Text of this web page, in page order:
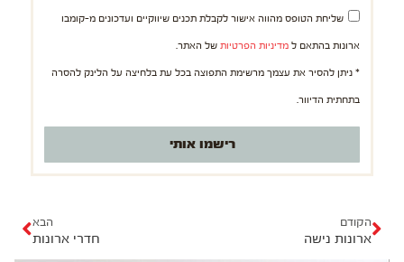
שליחת הטופס מהווה אישור לקבלת תכנים שיווקיים ועדכונים מ-קומבו
ארונות בהתאם ל מדיניות הפרטיות של האתר.
* ניתן להסיר את עצמך מרשימת התפוצה בכל עת בלחיצה על הלינק להסרה
בתחתית הדיוור.
רישמו אותי
ו
הקודם
ארונות נישה
הבא
חדרי ארונות
ב
א